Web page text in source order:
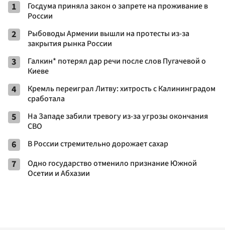
1
Госдума приняла закон о запрете на проживание в
России
2
Рыбоводы Армении вышли на протесты из-за
закрытия рынка России
3
Галкин* потерял дар речи после слов Пугачевой о
Киеве
4
Кремль переиграл Литву: хитрость с Калининградом
сработала
5
На Западе забили тревогу из-за угрозы окончания
СВО
6 В России стремительно дорожает сахар
7
Одно государство отменило признание Южной
Осетии и Абхазии